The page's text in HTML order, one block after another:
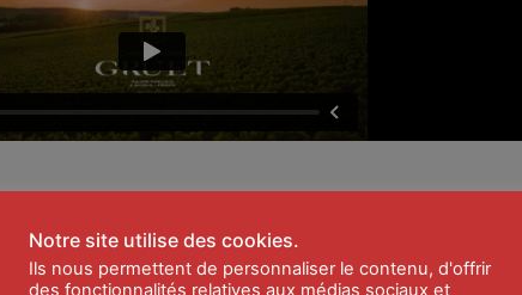
[Film Promotionnel] Champagne Gruet
& Montage: Olivier GOBERT – Studio OG
Notre site utilise des cookies.
Ils nous permettent de personnaliser le contenu, d'offrir
des fonctionnalités relatives aux médias sociaux et